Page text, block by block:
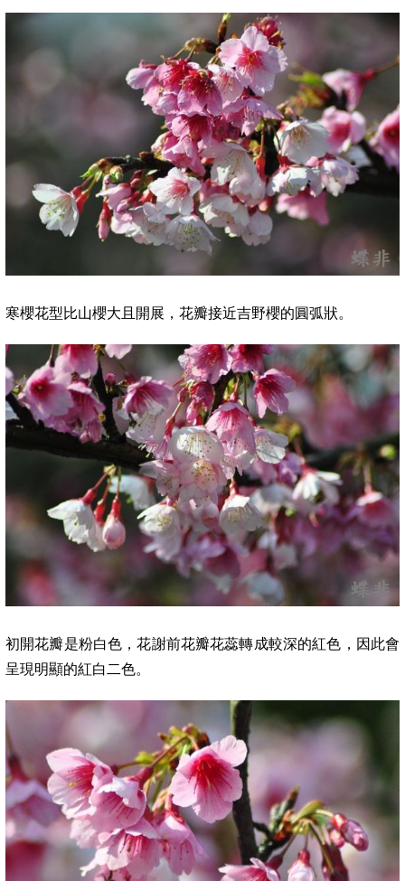
寒櫻花型比山櫻大且開展，花瓣接近吉野櫻的圓弧狀。
初開花瓣是粉白色，花謝前花瓣花蕊轉成較深的紅色，因此會
呈現明顯的紅白二色。